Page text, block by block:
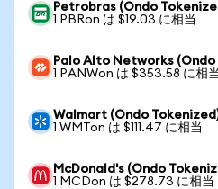
Petrobras (Ondo
1 PBRon は $19.03 に相当
Palo Alto Networks (Ondo
1 PANWon は $353.58 に相当
Walmart (Ondo Tokenized)
1 WMTon は $111.47 に相当
McDonald's (Ondo
1 MCDon は $278.73 に相当